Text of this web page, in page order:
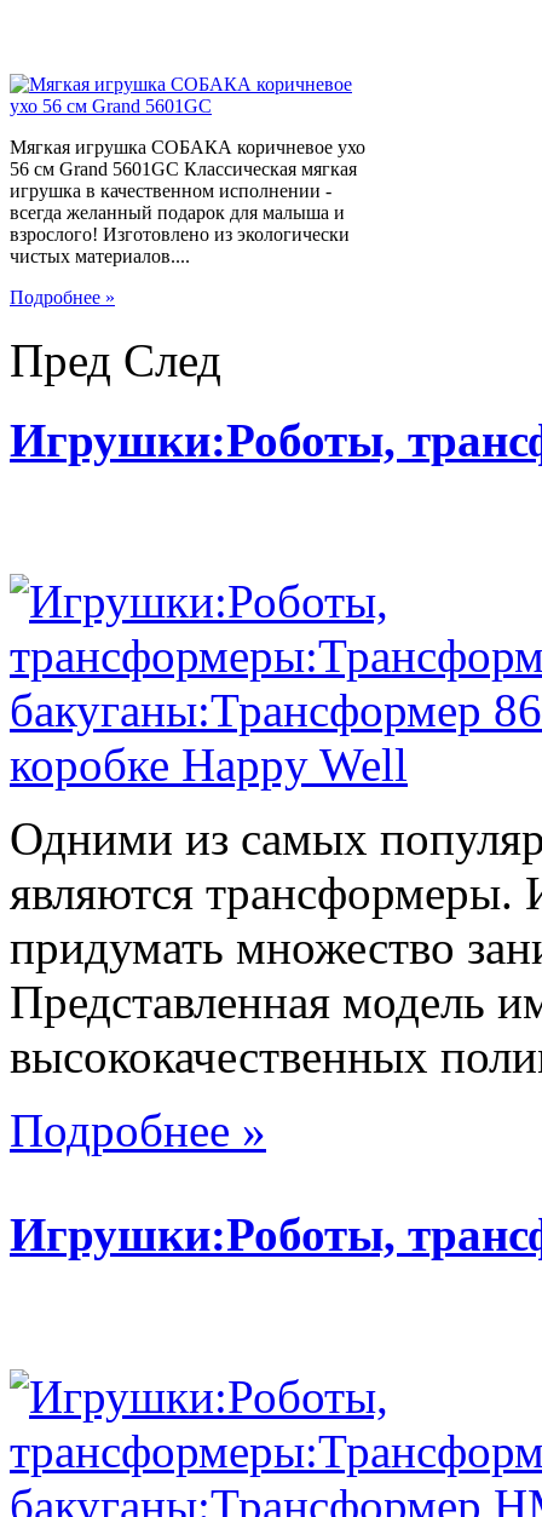
Мягкая игрушка СОБАКА коричневое ухо
56 см Grand 5601GC Классическая мягкая
игрушка в качественном исполнении -
всегда желанный подарок для малыша и
взрослого! Изготовлено из экологически
чистых материалов....
Подробнее »
Пред След
Игрушки:Роботы,
Одними из самых
являются
придумать множество
Представленная модель
высококачественных
Подробнее »
Игрушки:Роботы,